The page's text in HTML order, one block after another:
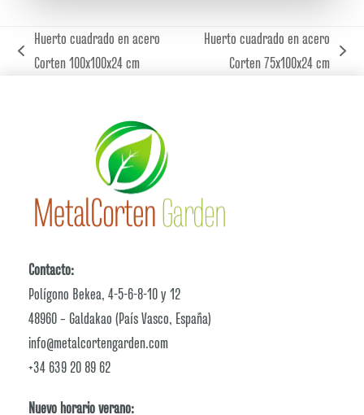
previous
Huerto cuadrado en acero
Corten 100x100x24 cm
Huerto cuadrado en acero
Corten 75x100x24 cm
Contacto:
Polígono Bekea, 4-5-6-8-10 y 12
48960 – Galdakao (País Vasco, España)
info@metalcortengarden.com
+34 639 20 89 62
Nuevo horario verano: